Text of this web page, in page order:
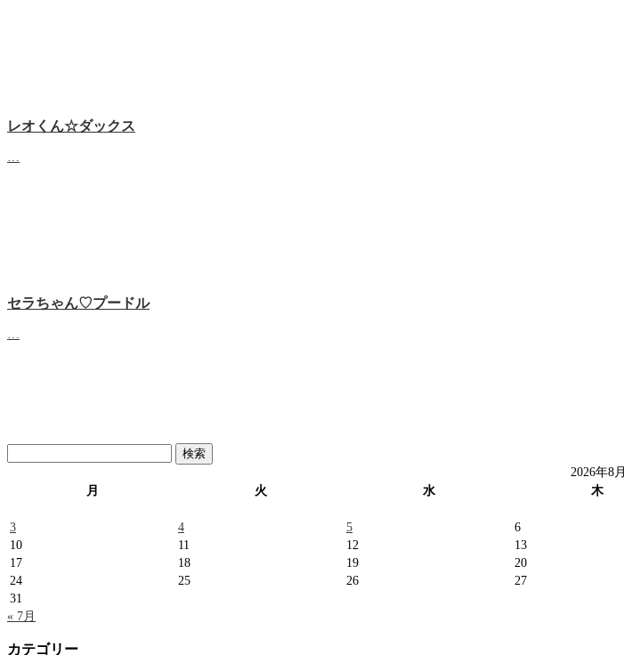
レオくん☆ダックス
セラちゃん♡プードル
索:
2026年8月
月
火 水 木
3
4 5 6
10
11 12 13
17
18 19 20
24
25 26 27
31
« 7月
カテゴリー